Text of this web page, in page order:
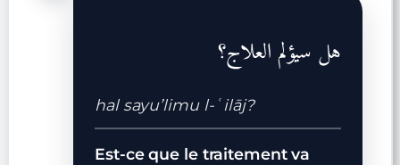
هل سيؤلم العلاج؟
hal sayu’limu l-ʿilāj?
Est-ce que le traitement va